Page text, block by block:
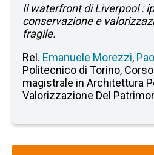
Il waterfront di Liverpool :
conservazione e
fragile.
Rel. Emanuele Morezzi,
Politecnico di Torino,
magistrale in Architettura
Valorizzazione Del